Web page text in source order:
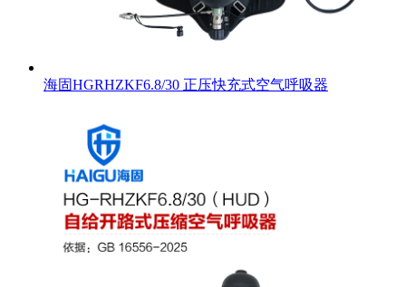
海固HGRHZKF6.8/30 正压快充式空气呼吸器